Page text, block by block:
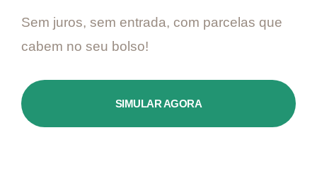
Sem juros, sem entrada, com parcelas que
cabem no seu bolso!
SIMULAR AGORA